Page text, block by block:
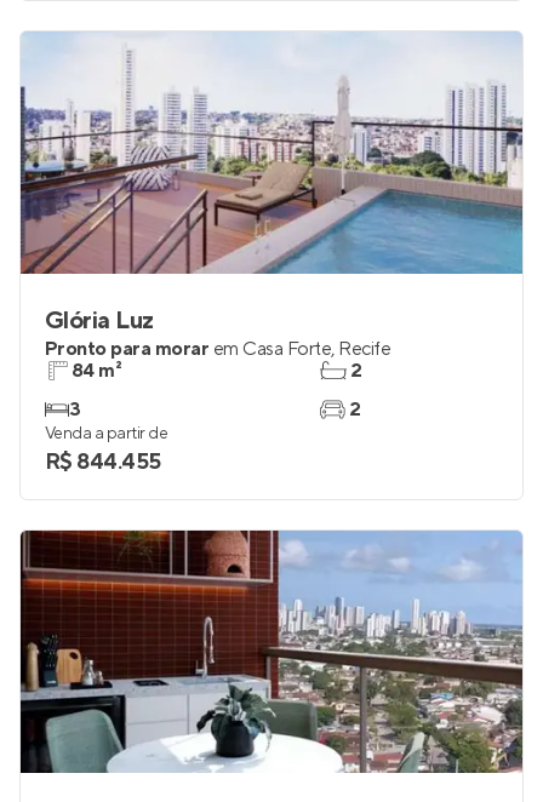
Glória Luz
Pronto para morar em Casa Forte, Recife
84 m²
3
2
2
Venda a partir de
R$ 844.455